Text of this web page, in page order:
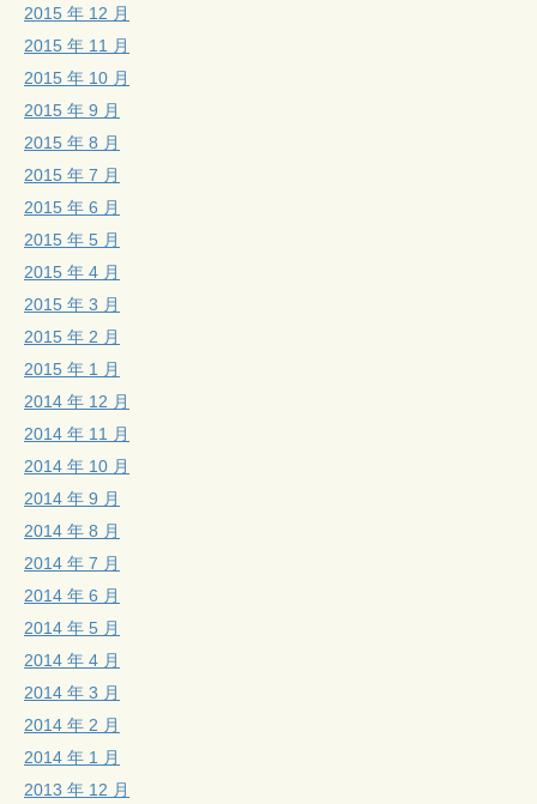
2015 年 12 月
2015 年 11 月
2015 年 10 月
2015 年 9 月
2015 年 8 月
2015 年 7 月
2015 年 6 月
2015 年 5 月
2015 年 4 月
2015 年 3 月
2015 年 2 月
2015 年 1 月
2014 年 12 月
2014 年 11 月
2014 年 10 月
2014 年 9 月
2014 年 8 月
2014 年 7 月
2014 年 6 月
2014 年 5 月
2014 年 4 月
2014 年 3 月
2014 年 2 月
2014 年 1 月
2013 年 12 月